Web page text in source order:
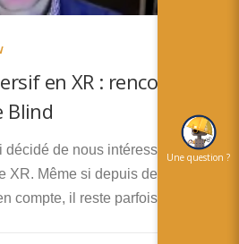
en XR : rencontre
Blind
décidé de nous intéresser au son
XR. Même si depuis des années
compte, il reste parfois mis …
Une question ?